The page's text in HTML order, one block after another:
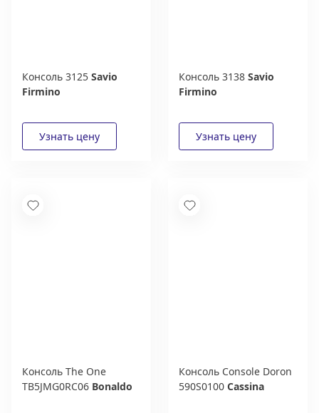
Консоль 3125 Savio
Firmino
Консоль 3138 Savio
Firmino
Консоль The One
TB5JMG0RC06 Bonaldo
Консоль Console Doron
590S0100 Cassina